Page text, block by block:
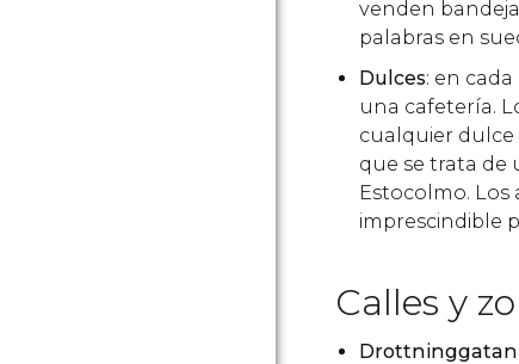
venden
palabras en
Dulces: en
una cafetería.
cualquier
que se trata de
Estocolmo.
imprescindible
Calles y
Drottninggatan